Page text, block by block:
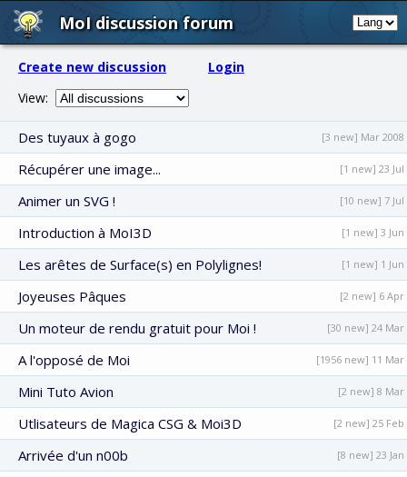
MoI discussion forum
Create new discussion
Login
View:
Des tuyaux à gogo [3 new] Mar 2008
Récupérer une image... [1 new] 23 Jul
Animer un SVG ! [10 new] 7 Jul
Introduction à MoI3D [1 new] 3 Jun
Les arêtes de Surface(s) en Polylignes! [1 new] 1 Jun
Joyeuses Pâques [2 new] 6 Apr
Un moteur de rendu gratuit pour Moi ! [30 new] 24 Mar
A l'opposé de Moi [1956 new] 11 Mar
Mini Tuto Avion [2 new] 8 Mar
Utlisateurs de Magica CSG & Moi3D [2 new] 25 Feb
Arrivée d'un n00b [8 new] 23 Jan